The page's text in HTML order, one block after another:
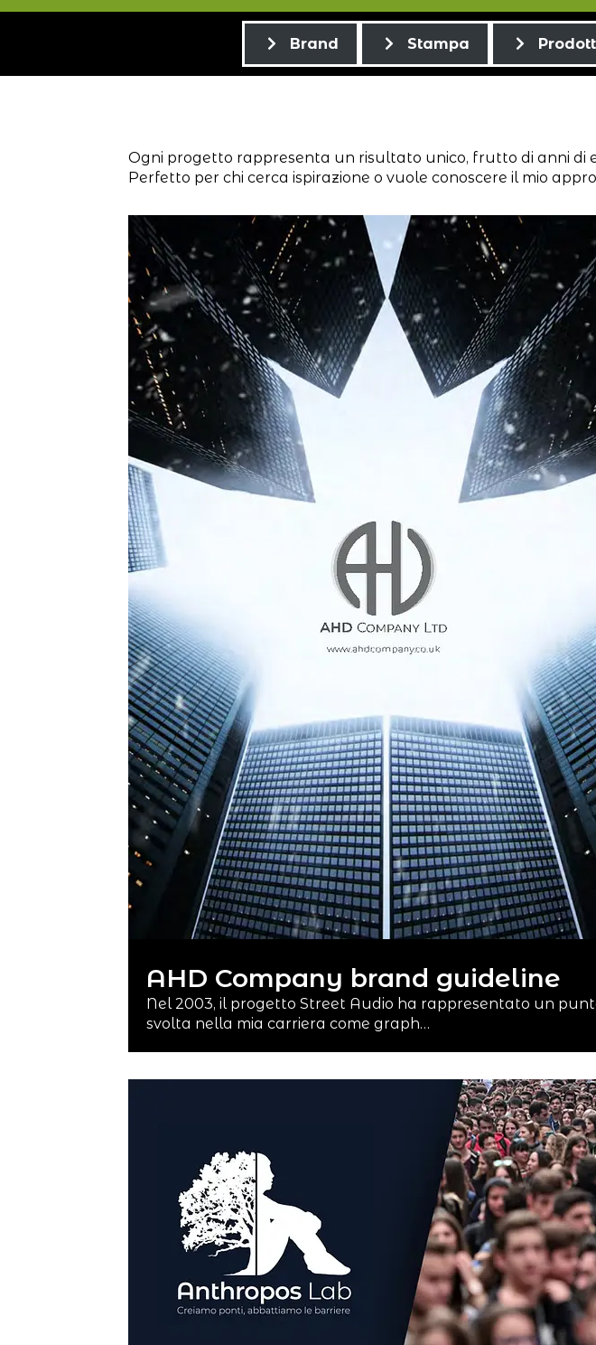
Brand Stampa
Ogni progetto rappresenta un risultato unico, frutto di anni di
Perfetto per chi cerca ispirazione o vuole conoscere il mio
AHD Company brand guideline
Nel 2003, il progetto Street Audio ha rappresentato un
svolta nella mia carriera come graph…